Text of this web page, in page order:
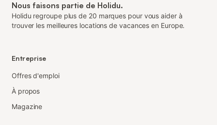
Nous faisons partie de Holidu.
Holidu regroupe plus de 20 marques pour vous aider à
trouver les meilleures locations de vacances en Europe.
Entreprise
Offres d'emploi
À propos
Magazine